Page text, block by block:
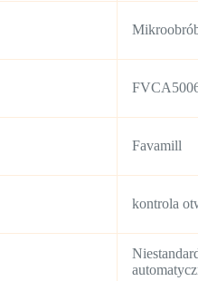
Favamill
kontrola